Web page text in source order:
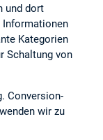
und dort
Informationen
Kategorien
Schaltung von
Conversion-
wir zu